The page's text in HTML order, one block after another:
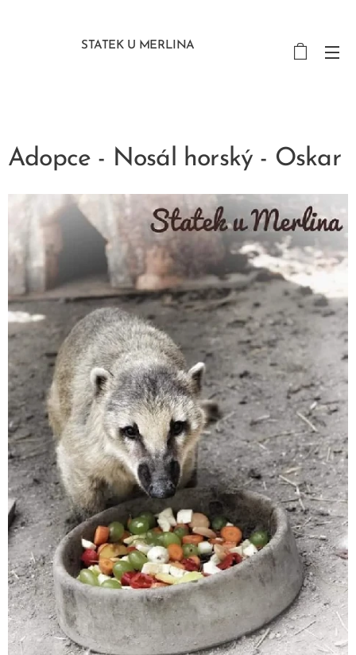
STATEK U MERLINA
Adopce - Nosál horský - Oskar